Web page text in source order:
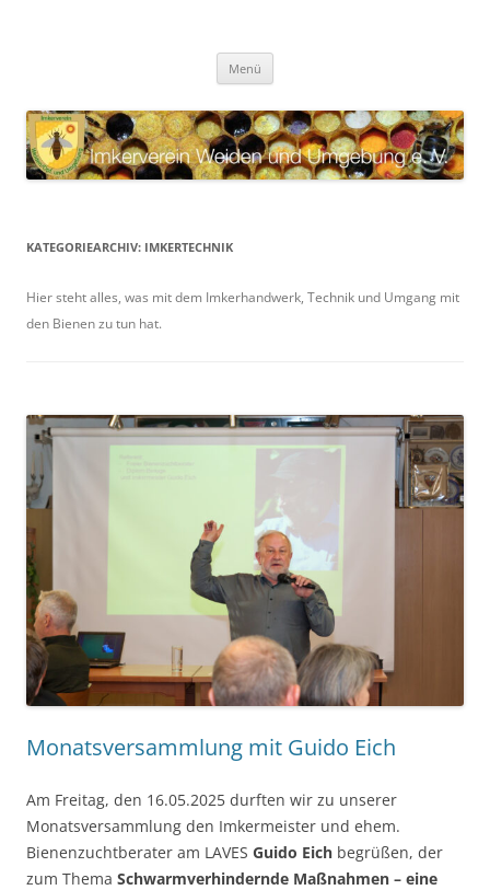
Umgebung e. V.
Menü
KATEGORIEARCHIV: IMKERTECHNIK
Hier steht alles, was mit dem Imkerhandwerk, Technik und Umgang mit
den Bienen zu tun hat.
Monatsversammlung mit Guido Eich
Am Freitag, den 16.05.2025 durften wir zu unserer
Monatsversammlung den Imkermeister und ehem.
Bienenzuchtberater am LAVES Guido Eich begrüßen, der
zum Thema Schwarmverhindernde Maßnahmen – eine